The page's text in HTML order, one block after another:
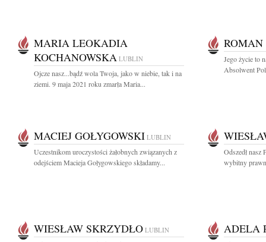
MARIA LEOKADIA
KOCHANOWSKA LUBLIN
Ojcze nasz...bądź wola Twoja, jako w niebie, tak i na
ziemi. 9 maja 2021 roku zmarła Maria...
Jego życie to
Absolwent
MACIEJ GOŁYGOWSKI LUBLIN
Uczestnikom uroczystości żałobnych związanych z
odejściem Macieja Gołygowskiego składamy...
Odszedł nasz
wybitny
WIESŁAW SKRZYDŁO LUBLIN ADELA